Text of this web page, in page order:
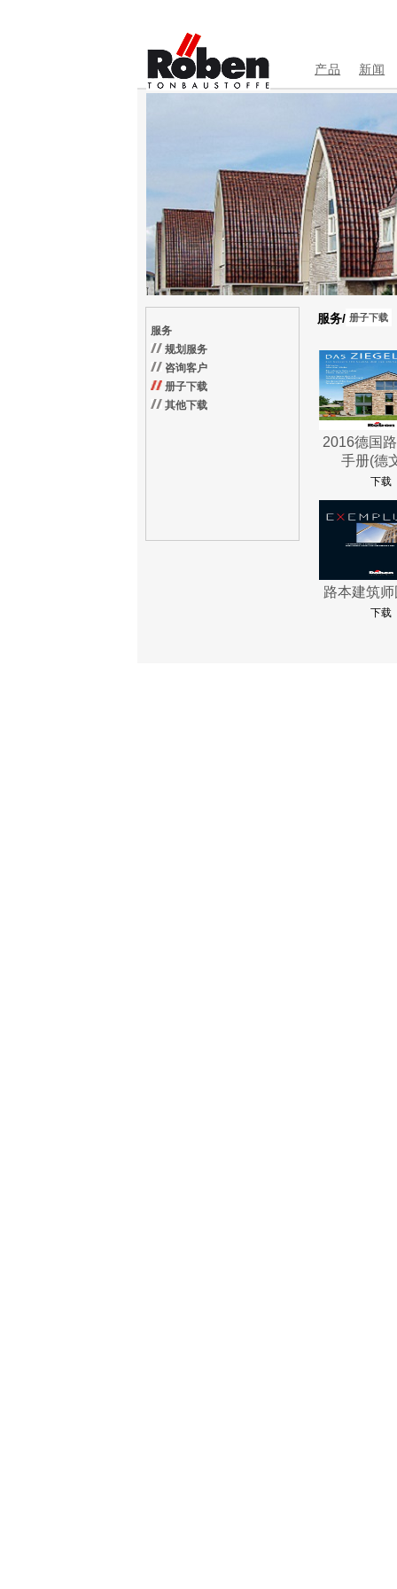
产品 新闻
服务
规划服务
咨询客户
册子下载
其他下载
服务/ 册子下载
2016德国
手册(德
下载
路本建筑
下载